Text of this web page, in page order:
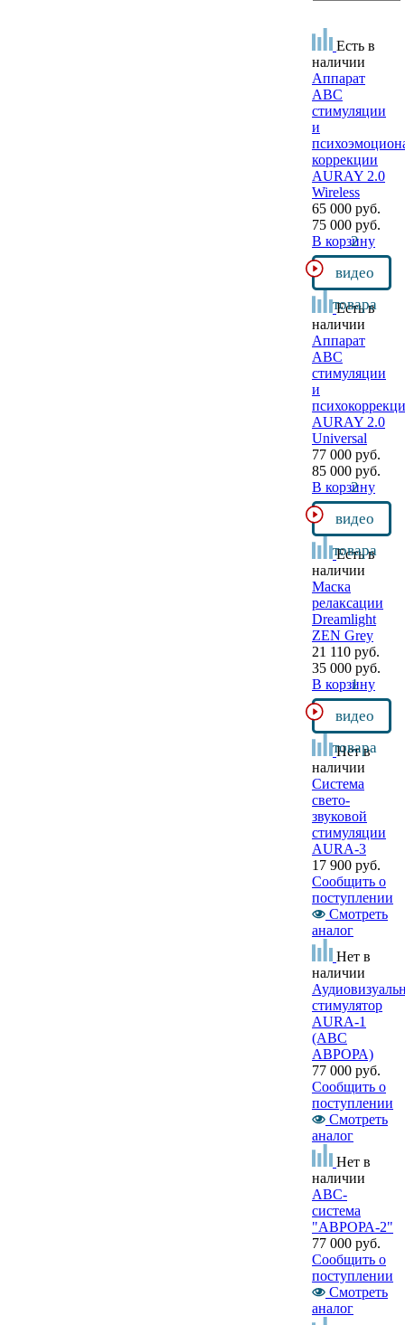
Есть в
наличии
Аппарат
АВС
стимуляции
и
коррекции
AURAY 2.0
Wireless
65 000 руб.
75 000 руб.
В корзину
2
видео
товара
Есть в
наличии
Аппарат
АВС
стимуляции
и
AURAY 2.0
Universal
77 000 руб.
85 000 руб.
В корзину
2
видео
товара
Есть в
наличии
Маска
релаксации
Dreamlight
ZEN Grey
21 110 руб.
35 000 руб.
В корзину
1
видео
товара
Нет в
наличии
Система
свето-
звуковой
стимуляции
AURA-3
17 900 руб.
Сообщить о
поступлении
Смотреть
аналог
Нет в
наличии
стимулятор
AURA-1
(ABC
АВРОРА)
77 000 руб.
Сообщить о
поступлении
Смотреть
аналог
Нет в
наличии
АВС-
система
"АВРОРА-2"
77 000 руб.
Сообщить о
поступлении
Смотреть
аналог